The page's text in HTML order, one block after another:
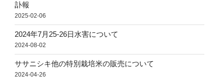
訃報
2025-02-06
2024年7月25-26日水害について
2024-08-02
ササニシキ他の特別栽培米の販売について
2024-04-26